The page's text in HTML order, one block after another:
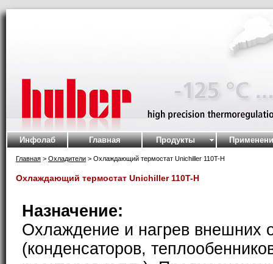
Инфолаб Главная Продукты
Главная > Охладители > Охлаждающий термостат Unichiller 110T-H
Охлаждающий термостат Unichiller 110T-H
Назначение:
Охлаждение и нагрев внешних
(конденсаторов,